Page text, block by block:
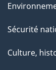
Sécurité
Culture,